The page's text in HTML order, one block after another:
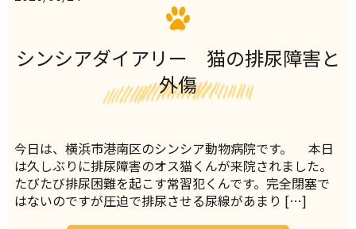
シンシアダイアリー 猫の排尿障害と
外傷
今日は、横浜市港南区のシンシア動物病院です。 本日
は久しぶりに排尿障害のオス猫くんが来院されました。
たびたび排尿困難を起こす常習犯くんです。完全閉塞で
はないのですが圧迫で排尿させる尿線があまり […]